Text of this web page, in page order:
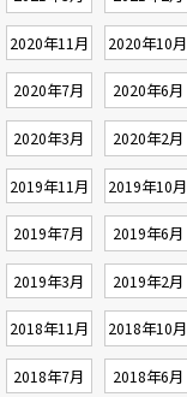
2020年11月 2020年10月
2020年7月 2020年6月
2020年3月 2020年2月
2019年11月 2019年10月
2019年7月 2019年6月
2019年3月 2019年2月
2018年11月 2018年10月
2018年7月 2018年6月